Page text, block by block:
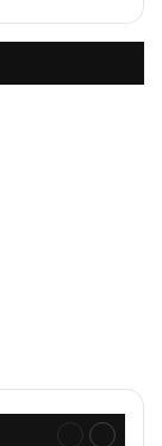
PreviousNext